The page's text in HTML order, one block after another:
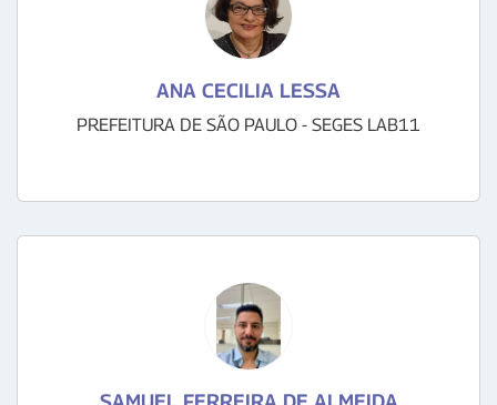
ANA CECILIA LESSA
PREFEITURA DE SÃO PAULO - SEGES LAB11